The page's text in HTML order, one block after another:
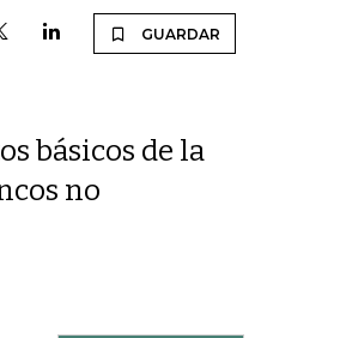
GUARDAR
básicos de la
no